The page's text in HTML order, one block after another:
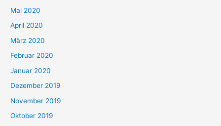
Mai 2020
April 2020
März 2020
Februar 2020
Januar 2020
Dezember 2019
November 2019
Oktober 2019